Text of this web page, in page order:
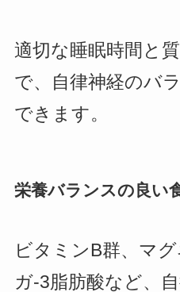
適切な睡眠時間と
で、自律神経のバ
できます。
栄養バランスの良い
ビタミンB群、マ
ガ-3脂肪酸など、